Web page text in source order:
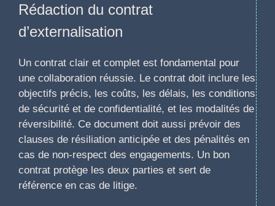
Rédaction du contrat
d’externalisation
Un contrat clair et complet est fondamental pour
une collaboration réussie. Le contrat doit inclure les
objectifs précis, les coûts, les délais, les conditions
de sécurité et de confidentialité, et les modalités de
réversibilité. Ce document doit aussi prévoir des
clauses de résiliation anticipée et des pénalités en
cas de non-respect des engagements. Un bon
contrat protège les deux parties et sert de
référence en cas de litige.